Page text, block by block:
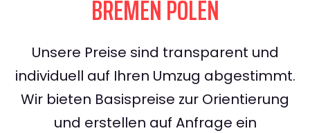
BREMEN POLEN
Unsere Preise sind transparent und
individuell auf Ihren Umzug abgestimmt.
Wir bieten Basispreise zur Orientierung
und erstellen auf Anfrage ein